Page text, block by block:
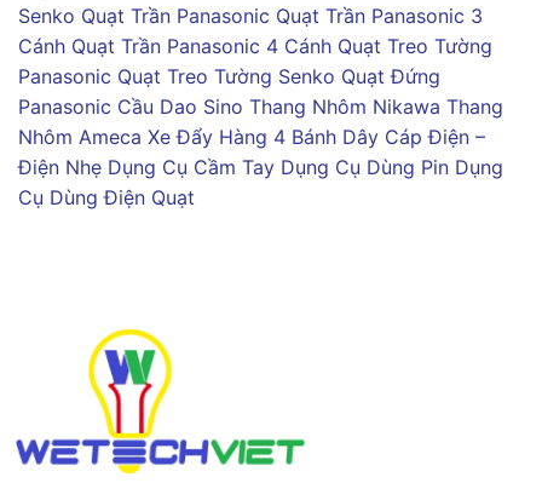
Senko Quạt Trần Panasonic Quạt Trần Panasonic 3
Cánh Quạt Trần Panasonic 4 Cánh Quạt Treo Tường
Panasonic Quạt Treo Tường Senko Quạt Đứng
Panasonic Cầu Dao Sino Thang Nhôm Nikawa Thang
Nhôm Ameca Xe Đẩy Hàng 4 Bánh Dây Cáp Điện –
Điện Nhẹ Dụng Cụ Cầm Tay Dụng Cụ Dùng Pin Dụng
Cụ Dùng Điện Quạt